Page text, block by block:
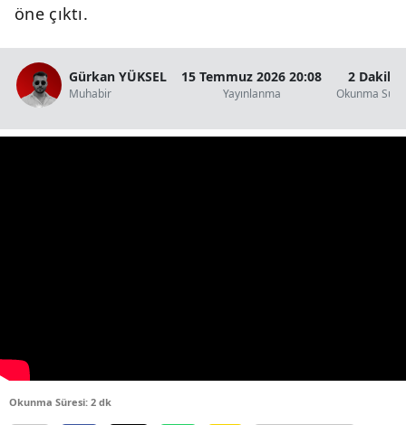
öne çıktı.
Gürkan YÜKSEL
Muhabir
15 Temmuz 2026 20:08
Yayınlanma
2 Dakika
Okunma
Okunma Süresi: 2 dk